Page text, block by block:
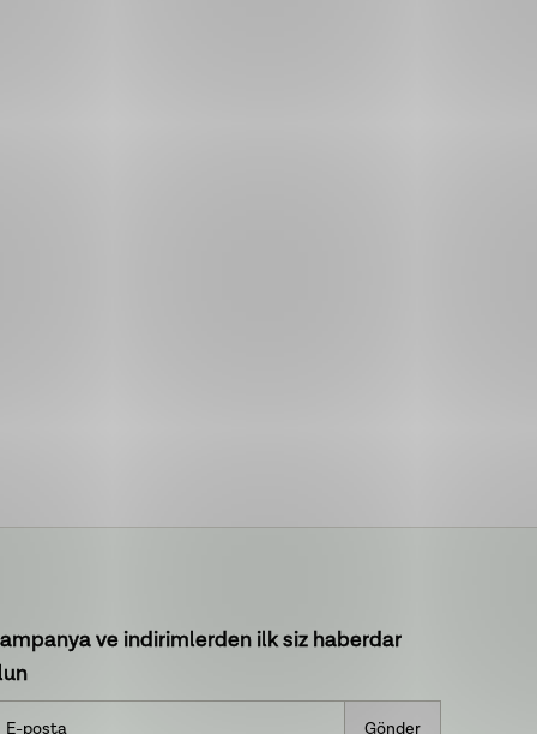
ve indirimlerden ilk siz haberdar
Gönder